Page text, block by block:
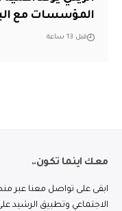
المؤسسات مع
قبل 13 ساعة
معك اينما تكون..
ابقى على تواصل معنا عبر
الاجتماعي وتطبيق الرشيد